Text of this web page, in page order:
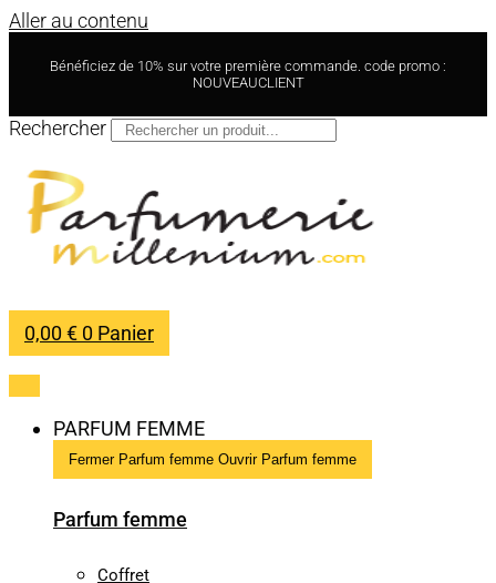
Aller au contenu
Bénéficiez de 10% sur votre première commande. code promo :
NOUVEAUCLIENT
Rechercher
0,00€ 0 Panier
PARFUM FEMME
Fermer Parfum femme Ouvrir Parfum femme
Parfum femme
Coffret